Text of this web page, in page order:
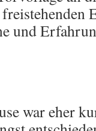
und
war eher